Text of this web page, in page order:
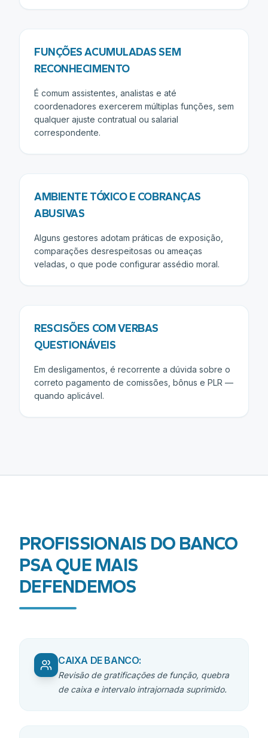
FUNÇÕES ACUMULADAS SEM
RECONHECIMENTO
É comum assistentes, analistas e até
coordenadores exercerem múltiplas funções, sem
qualquer ajuste contratual ou salarial
correspondente.
AMBIENTE TÓXICO E COBRANÇAS
ABUSIVAS
Alguns gestores adotam práticas de exposição,
comparações desrespeitosas ou ameaças
veladas, o que pode configurar assédio moral.
RESCISÕES COM VERBAS
QUESTIONÁVEIS
Em desligamentos, é recorrente a dúvida sobre o
correto pagamento de comissões, bônus e PLR —
quando aplicável.
PROFISSIONAIS DO BANCO
PSAQUE MAIS
DEFENDEMOS
CAIXA DE BANCO:
Revisão de gratificações de função, quebra
de caixa e intervalo intrajornada suprimido.